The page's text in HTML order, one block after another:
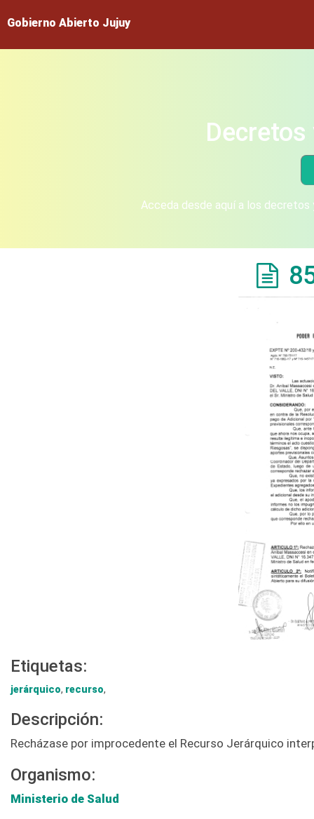
Gobierno Abierto Jujuy
Acceda desde aquí a los
Etiquetas:
jerárquico, recurso,
Descripción:
Recházase por improcedente el Recurso Jerárquico
Organismo:
Ministerio de Salud